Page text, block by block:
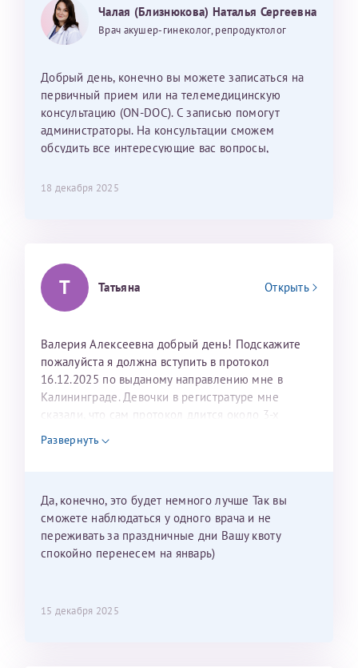
Так же хотелось отметить мед. сестру Сухову
Наталью Викторовну. Тоже очень душевный человек.
С ней общение было, как с давней знакомой, очень
персонал очень вежливый и чуткий, прям приятно
находиться. Мы собираемся туда ещё за вторым
ребёнком, и конечно же только к Ринату
Рафаильевичу, нашему волшебнику, без каких либо
сомнений.
Темирбулатов Ринат Рафаилевич
25 июня 2026
13 июня 2026
Могу ли я записаться к вам и обсудить
дальнейшие действия для программы эко
Чалая (Близнюкова) Наталья Сергеевна
Врач акушер-гинеколог, репродуктолог
Добрый день, конечно вы можете записаться на
первичный прием или на телемедицинскую
консультацию (ON-DOC). С записью помогут
администраторы. На консультации сможем
обсудить все интересующие вас вопросы,
18 декабря 2025
Т Татьяна Открыть
Валерия Алексеевна добрый день! Подскажите
пожалуйста я должна вступить в протокол
16.12.2025 по выданому направлению мне в
Калининграде. Девочки в регистратуре мне
сказали, что сам протокол длится около 3-х
недель и 3 недели я должна находится в Питере.
Можно мне новый год провести в Калининграде и
Развернуть
Да, конечно, это будет немного лучше Так вы
сможете наблюдаться у одного врача и не
переживать за праздничные дни Вашу квоту
спокойно перенесем на январь)
15 декабря 2025